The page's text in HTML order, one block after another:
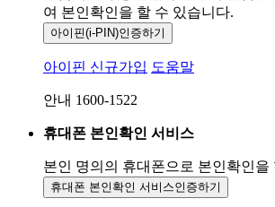
여 본인확인을 할 수 있습니다.
아이핀(i-PIN)인증하기
아이핀 신규가입 도움말
안내 1600-1522
휴대폰 본인확인 서비스
본인 명의의 휴대폰으로 본인확인을
휴대폰 본인확인 서비스인증하기